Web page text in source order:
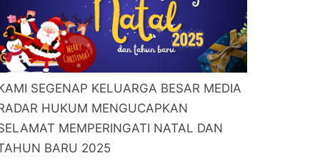
SEGENAP KELUARGA BESAR MEDIA
HUKUM MENGUCAPKAN
MEMPERINGATI NATAL DAN
BARU 2025